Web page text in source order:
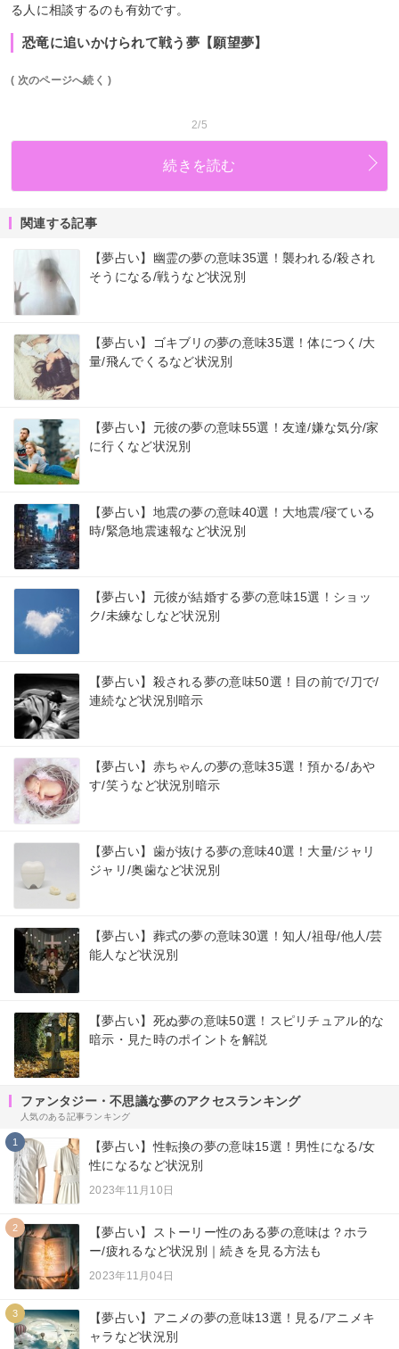
る人に相談するのも有効です。
恐竜に追いかけられて戦う夢【願望夢】
( 次のページへ続く )
2/5
続きを読む
関連する記事
【夢占い】幽霊の夢の意味35選！襲われる/殺され
そうになる/戦うなど状況別
【夢占い】ゴキブリの夢の意味35選！体につく/大
量/飛んでくるなど状況別
【夢占い】元彼の夢の意味55選！友達/嫌な気分/家
に行くなど状況別
【夢占い】地震の夢の意味40選！大地震/寝ている
時/緊急地震速報など状況別
【夢占い】元彼が結婚する夢の意味15選！ショッ
ク/未練なしなど状況別
【夢占い】殺される夢の意味50選！目の前で/刀で/
連続など状況別暗示
【夢占い】赤ちゃんの夢の意味35選！預かる/あや
す/笑うなど状況別暗示
【夢占い】歯が抜ける夢の意味40選！大量/ジャリ
ジャリ/奥歯など状況別
【夢占い】葬式の夢の意味30選！知人/祖母/他人/芸
能人など状況別
【夢占い】死ぬ夢の意味50選！スピリチュアル的な
暗示・見た時のポイントを解説
ファンタジー・不思議な夢のアクセスランキング
人気のある記事ランキング
1
【夢占い】性転換の夢の意味15選！男性になる/女
性になるなど状況別
2023年11月10日
2
【夢占い】ストーリー性のある夢の意味は？ホラ
ー/疲れるなど状況別｜続きを見る方法も
2023年11月04日
3
【夢占い】アニメの夢の意味13選！見る/アニメキ
ャラなど状況別